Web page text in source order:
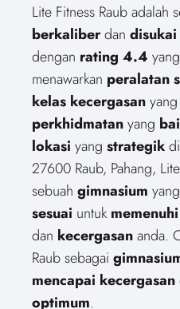
Lite Fitness Raub adalah
berkaliberdan disukai
dengan rating 4.4 yang
menawarkan peralatan
kelas kecergasanyang
perkhidmatanyang
lokasi yang strategik
27600 Raub, Pahang,
sebuah gimnasium yang
sesuai untuk memenuhi
dan kecergasananda.
Raub sebagai
mencapai kecergasan
optimum.